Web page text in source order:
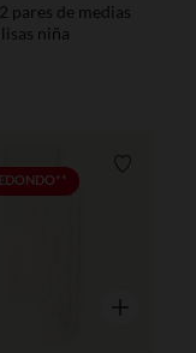
pares de medias
niña
Vista rápida